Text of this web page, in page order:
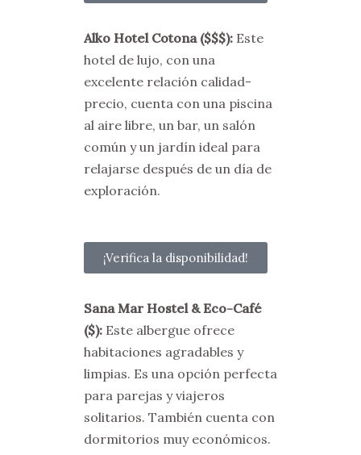
Alko Hotel Cotona ($$$): Este
hotel de lujo, con una
excelente relación calidad-
precio, cuenta con una piscina
al aire libre, un bar, un salón
común y un jardín ideal para
relajarse después de un día de
exploración.
¡Verifica la disponibilidad!
Sana Mar Hostel & Eco-Café
($): Este albergue ofrece
habitaciones agradables y
limpias. Es una opción perfecta
para parejas y viajeros
solitarios. También cuenta con
dormitorios muy económicos.